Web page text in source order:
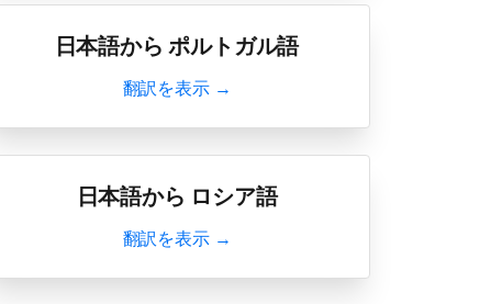
日本語から ポルトガル語
翻訳を表示 →
日本語から ロシア語
翻訳を表示 →